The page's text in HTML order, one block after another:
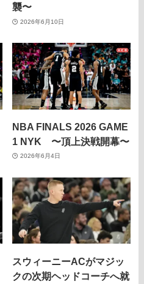
襲〜
2026年6月10日
NBA FINALS 2026 GAME
1 NYK 〜頂上決戦開幕〜
2026年6月4日
スウィーニーACがマジッ
クの次期ヘッドコーチへ就